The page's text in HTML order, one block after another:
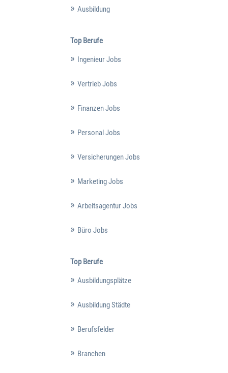
Ausbildung
Top Berufe
Ingenieur Jobs
Vertrieb Jobs
Finanzen Jobs
Personal Jobs
Versicherungen Jobs
Marketing Jobs
Arbeitsagentur Jobs
Büro Jobs
Top Berufe
Ausbildungsplätze
Ausbildung Städte
Berufsfelder
Branchen